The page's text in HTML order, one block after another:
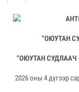
“ОЮУТАН
“ОЮУТАН СУДЛААЧ
2026 оны 4 дүгээр